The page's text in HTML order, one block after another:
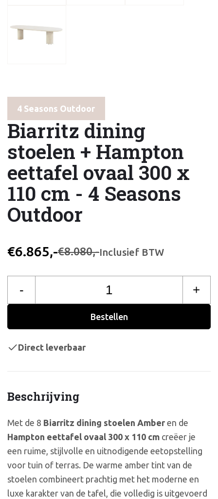
4 Seasons Outdoor
Biarritz dining
stoelen + Hampton
eettafel ovaal 300 x
110 cm - 4 Seasons
Outdoor
€6.865,-€8.080,-Inclusief BTW
Beschrijving
Met de 8 Biarritz dining stoelen Amber en de
Hampton eettafel ovaal 300 x 110 cm creëer je
een ruime, stijlvolle en uitnodigende eetopstelling
voor tuin of terras. De warme amber tint van de
stoelen combineert prachtig met het moderne en
luxe karakter van de tafel, die volledig is uitgevoerd
- +
Bestellen
Direct leverbaar